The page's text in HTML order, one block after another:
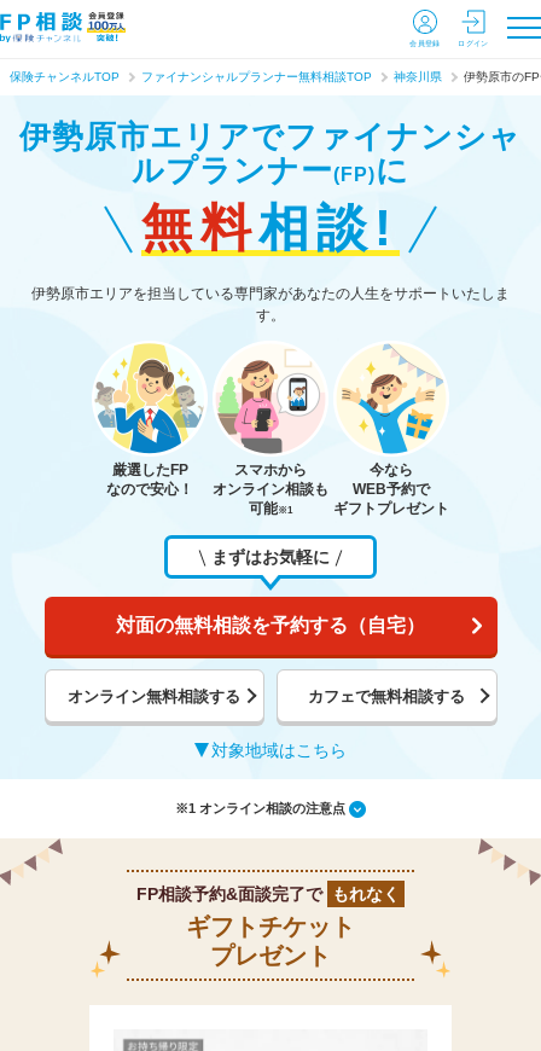
会員登録 ログイン
保険チャンネルTOP ファイナンシャルプランナー無料相談TOP 神奈川県 伊勢原市の
伊勢原市エリアでファイナンシャ
ルプランナー(FP)に
無料相談!
伊勢原市エリアを担当している専門家があなたの人生をサポートいたしま
す。
厳選したFP
なので安心！
スマホから
オンライン相談も
可能※1
今なら
WEB予約で
ギフトプレゼント
まずはお気軽に
対面の無料相談を予約する（自宅）
オンライン無料相談する カフェで無料相談する
対象地域はこちら
※1 オンライン相談の注意点
FP相談予約&面談完了で もれなく
ギフトチケット
プレゼント